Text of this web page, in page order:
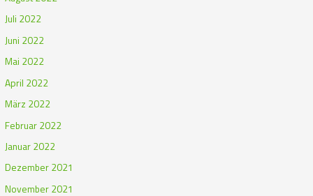
Juli 2022
Juni 2022
Mai 2022
April 2022
März 2022
Februar 2022
Januar 2022
Dezember 2021
November 2021